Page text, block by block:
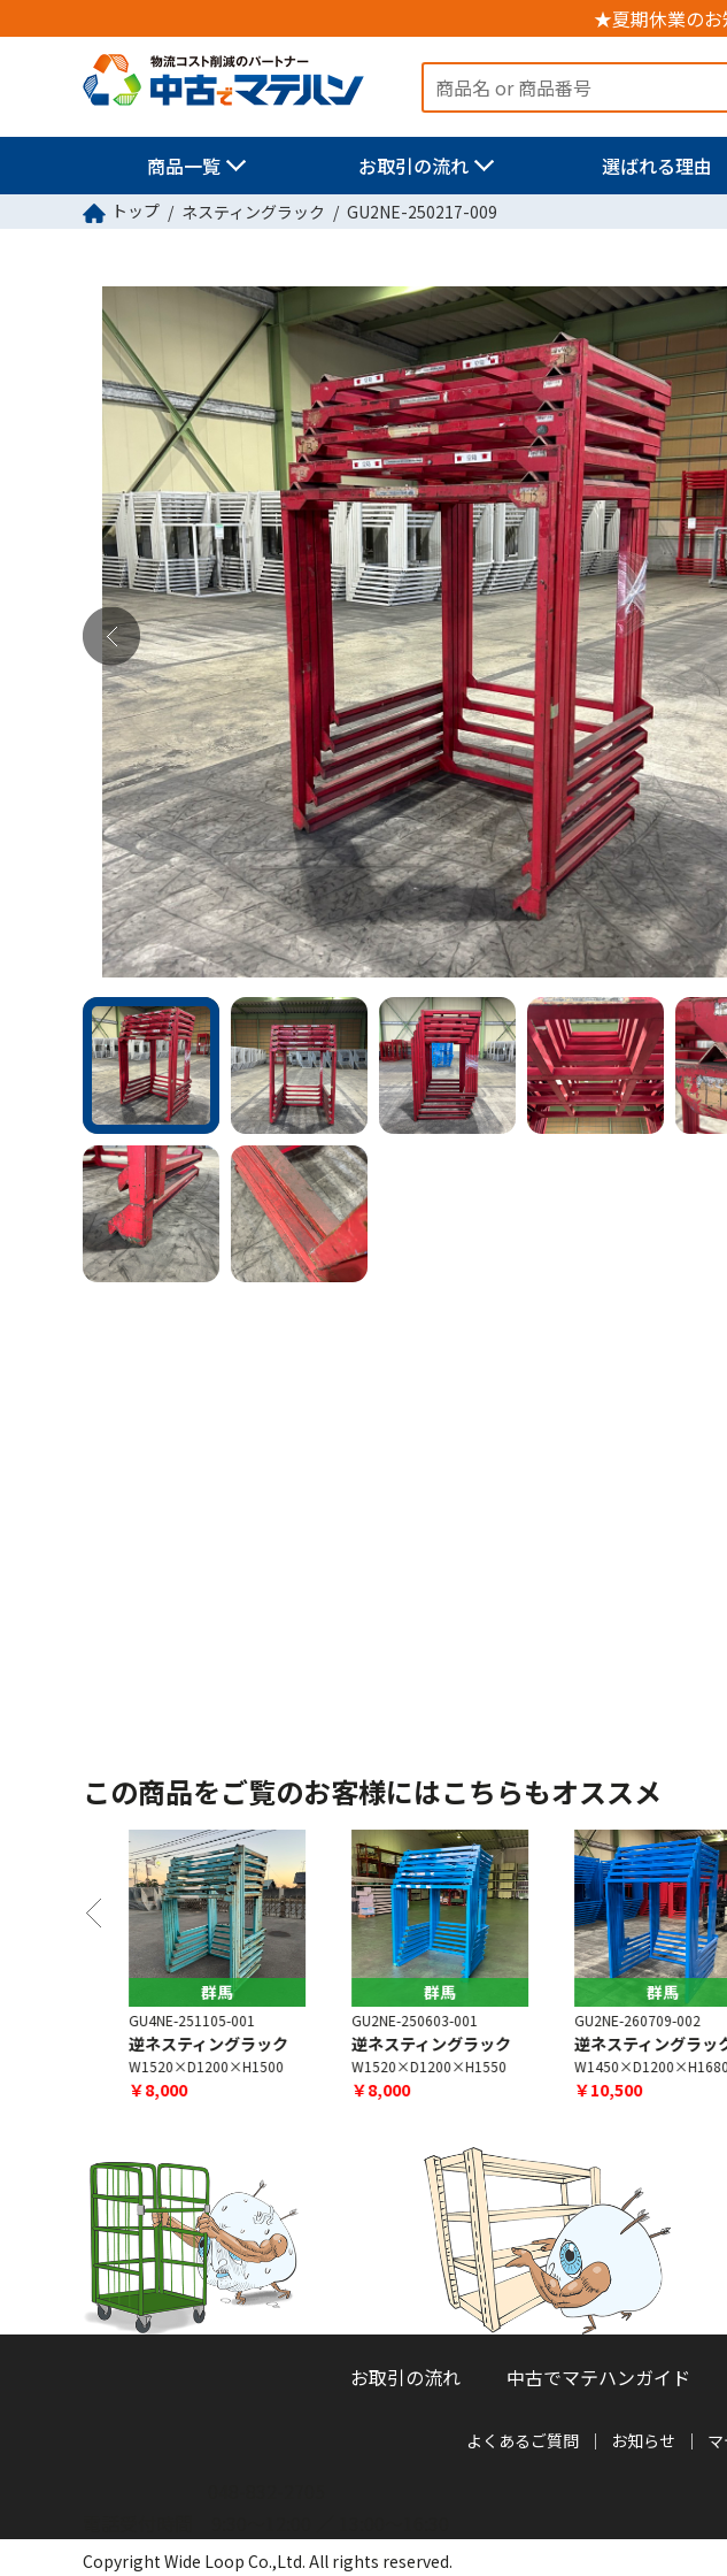
★夏期休業の
商品一覧 お取引の流れ 選ばれる理由
トップ ネスティングラック GU2NE-250217-009
この商品をご覧のお客様にはこちらもオススメ
群馬
GU4NE-251105-001
逆ネスティングラック
W1520×D1200×H1500
￥8,000
群馬
GU2NE-250603-001
逆ネスティングラック
W1520×D1200×H1550
￥8,000
群馬
GU2NE-260709-002
逆ネスティングラッ
￥10,500
お取引の流れ 中古でマテハンガイド
よくあるご質問 お知らせ
Copyright Wide Loop Co.,Ltd. All rights reserved.